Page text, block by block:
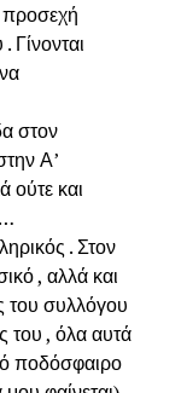
προσεχή
στον
Α’
ούτε και
. Στον
, αλλά και
του συλλόγου
του , όλα αυτά
ποδόσφαιρο